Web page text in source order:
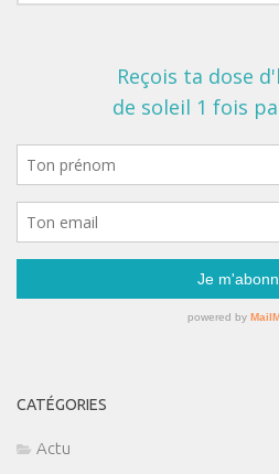
CATÉGORIES
Actu